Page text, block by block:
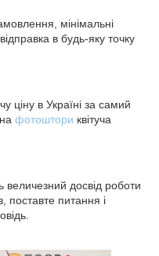
мінімальні
в будь-яку точку
ціну в Україні за самий
фотоштори квітуча
досвід роботи
поставте питання і